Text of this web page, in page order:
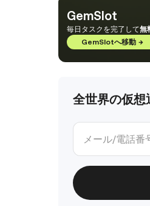
GemSlot
毎日タスクを完了して無
GemSlotへ移動 →
全世界の仮